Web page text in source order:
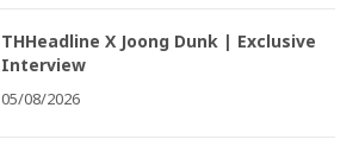
THHeadline X Joong Dunk | Exclusive
Interview
05/08/2026